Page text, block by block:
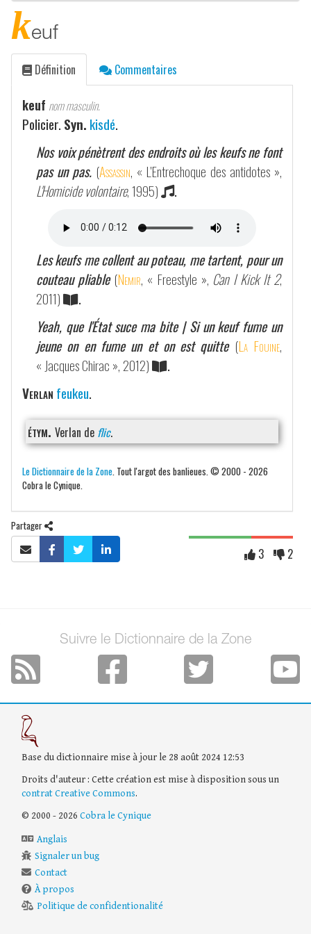
keuf
Définition Commentaires
keuf nom masculin.
Policier. Syn. kisdé.
Nos voix pénètrent des endroits où les keufs ne font
pas un pas. (Assassin, « L'Entrechoque des antidotes »,
L'Homicide volontaire, 1995) .
Les keufs me collent au poteau, me tartent, pour un
couteau pliable (Nemir, « Freestyle », Can I Kick It 2,
2011)
.
Yeah, que l'État suce ma bite | Si un keuf fume un
jeune on en fume un et on est quitte (La Fouine,
« Jacques Chirac », 2012)
.
Verlan feukeu.
étym. Verlan de flic.
Le Dictionnaire de la Zone . Tout l'argot des banlieues. © 2000 - 2026
Cobra le Cynique.
Partager
3 2
Suivre le Dictionnaire de la Zone
Base du dictionnaire mise à jour le 28 août 2024 12:53
Droits d'auteur : Cette création est mise à disposition sous un
contrat Creative Commons.
© 2000 - 2026 Cobra le Cynique
Anglais
Signaler un bug
Contact
À propos
Politique de confidentionalité